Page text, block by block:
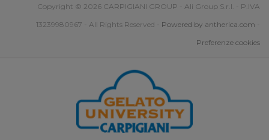
Copyright © 2026 CARPIGIANI GROUP - Ali Group S.r.l. - P.IVA
13239980967 - All Rights Reserved - Powered by antherica.com -
Preferenze cookies